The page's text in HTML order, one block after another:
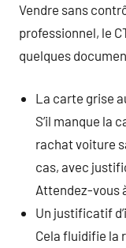
Vendre sans
professionnel, le
quelques
La carte grise
S’il manque la
rachat voiture
cas, avec
Attendez-vous
Un justificatif
Cela fluidifie la